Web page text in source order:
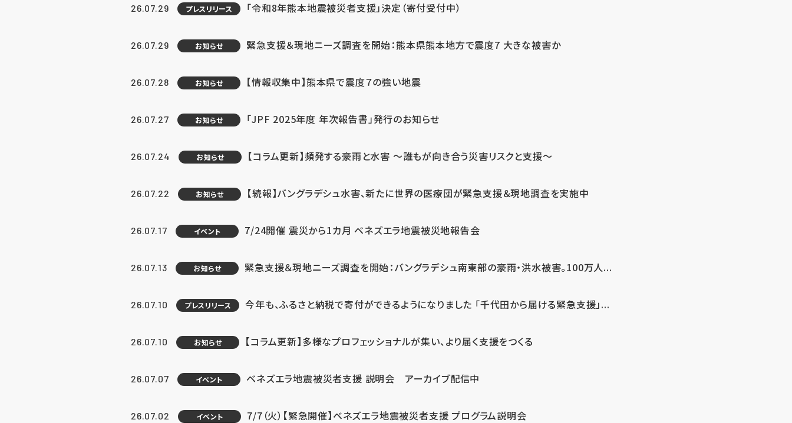
26.07.29 プレスリリース 「令和8年熊本地震被災者支援」決定（寄付受付中）
26.07.29 お知らせ 緊急支援＆現地ニーズ調査を開始：熊本県熊本地方で震度7 大きな被害か
26.07.28 お知らせ 【情報収集中】熊本県で震度７の強い地震
26.07.27 お知らせ 「JPF 2025年度 年次報告書」発行のお知らせ
26.07.24 お知らせ 【コラム更新】頻発する豪雨と水害 ～誰もが向き合う災害リスクと支援～
26.07.22 お知らせ 【続報】バングラデシュ水害、新たに世界の医療団が緊急支援＆現地調査を実施中
26.07.17 イベント 7/24開催 震災から1カ月 ベネズエラ地震被災地報告会
26.07.13 お知らせ 緊急支援＆現地ニーズ調査を開始：バングラデシュ南東部の豪雨・洪水被害。100万人...
26.07.10 プレスリリース 今年も、ふるさと納税で寄付ができるようになりました 「千代田から届ける緊急支援」...
26.07.10 お知らせ 【コラム更新】多様なプロフェッショナルが集い、より届く支援をつくる
26.07.07 イベント ベネズエラ地震被災者支援 説明会 アーカイブ配信中
26.07.02 イベント 7/7（火）【緊急開催】ベネズエラ地震被災者支援 プログラム説明会